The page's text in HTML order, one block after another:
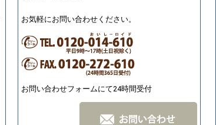
お気軽にお問い合わせください。
お問い合わせフォームにて24時間受付